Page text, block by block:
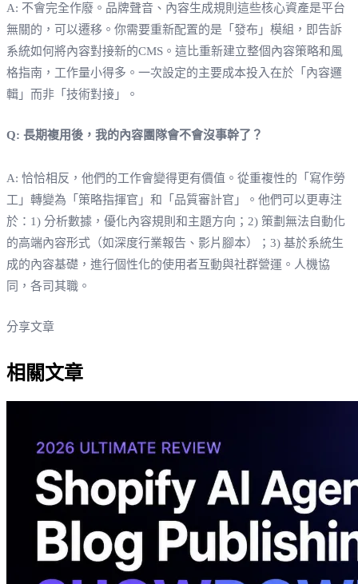
A: 不會完全作廢。品牌聲音、內容生成規則這些核心資產是平台
無關的，可以遷移。你需要重新配置的是「發布」模組，即告訴
系統如何將內容對接新的CMS。這比重新建立整個內容策略和風
格指南，工作量小得多。一次設定的主要成本投入在於「內容邏
輯」而非「技術對接」。
Q: 長期複用後，我的內容團隊會不會沒事幹了？
A: 恰恰相反，他們的工作會變得更有價值。從重複性的「寫作勞
工」轉變為「策略指揮官」和「品質審計官」。他們可以更專注
於：1) 分析數據，優化內容規則和主題方向；2) 策劃無法自動化
的高端內容形式（如深度行業報告、影片腳本）；3) 基於系統生
成的內容基礎，進行個性化的使用者互動與社群營運。人機協
同，各司其職。
分享文章
相關文章